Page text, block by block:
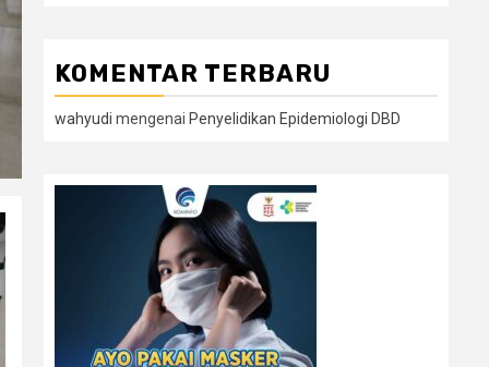
KOMENTAR TERBARU
wahyudi mengenai Penyelidikan Epidemiologi DBD